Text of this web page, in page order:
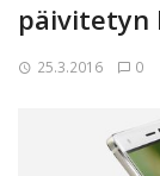
päivitetyn
25.3.2016 0